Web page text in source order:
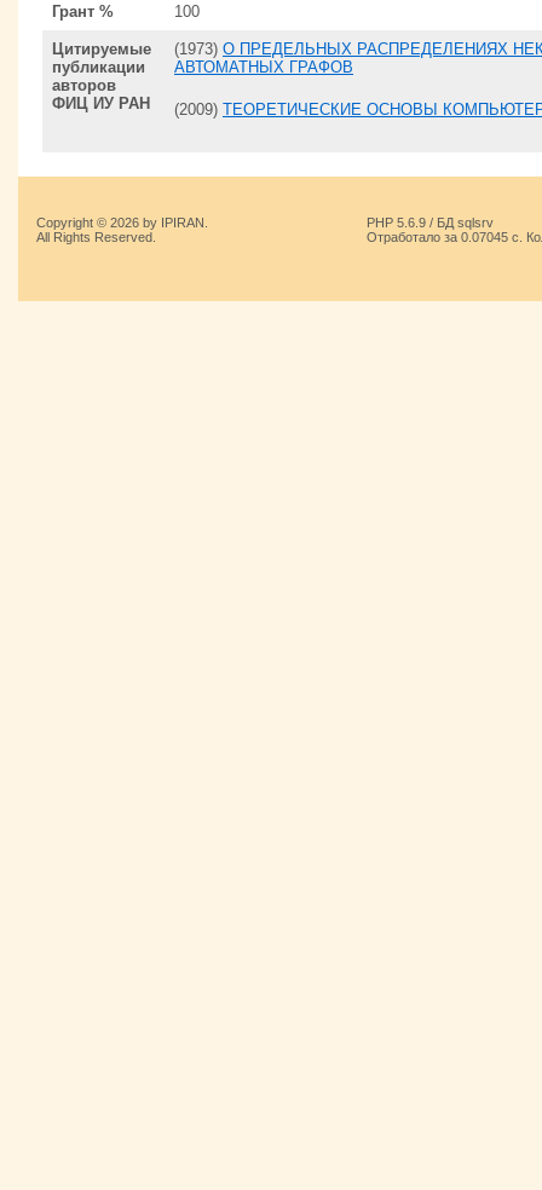
Грант % 100
Цитируемые
публикации
авторов
ФИЦ ИУ РАН
(1973) О ПРЕДЕЛЬНЫХ РАСПРЕДЕЛЕНИЯХ
АВТОМАТНЫХ ГРАФОВ
(2009) ТЕОРЕТИЧЕСКИЕ ОСНОВЫ
Copyright © 2026 by IPIRAN.
All Rights Reserved.
PHP 5.6.9 / БД sqlsrv
Отработало за 0.07045 с.